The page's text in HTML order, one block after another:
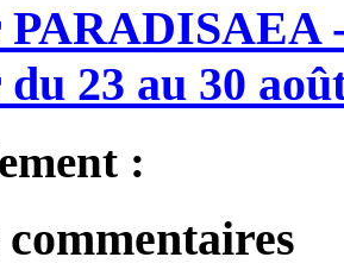
PARADISAEA
23 au 30
: